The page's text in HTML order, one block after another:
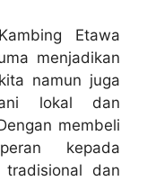
Etawa
menjadikan
namun juga
lokal dan
membeli
kepada
dan